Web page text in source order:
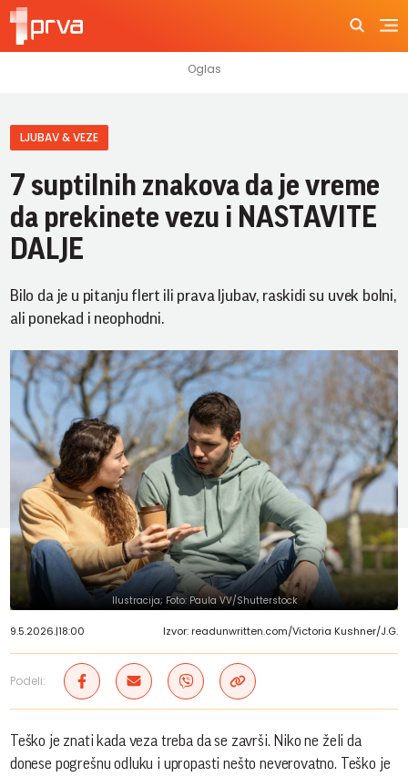
LJUBAV & VEZE
7 suptilnih znakova da je vreme
da prekinete vezu i NASTAVITE
DALJE
Bilo da je u pitanju flert ili prava ljubav, raskidi su uvek bolni,
ali ponekad i neophodni.
Ilustracija; Foto: Paula VV/Shutterstock
9.5.2026.|18:00 Izvor: readunwritten.com/Victoria Kushner/J.G.
Podeli:
Teško je znati kada veza treba da se završi. Niko ne želi da
donese pogrešnu odluku i upropasti nešto neverovatno. Teško je